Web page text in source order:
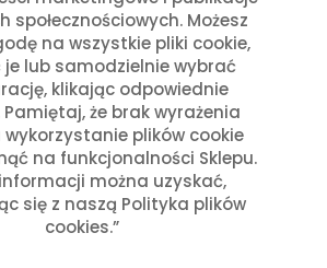
społecznościowych. Możesz
na wszystkie pliki cookie,
je lub samodzielnie wybrać
klikając odpowiednie
Pamiętaj, że brak wyrażenia
plików cookie
na funkcjonalności Sklepu.
można uzyskać,
się z naszą Polityka plików
cookies.”